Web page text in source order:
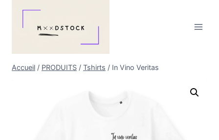
Accueil / PRODUITS / Tshirts / In Vino Veritas